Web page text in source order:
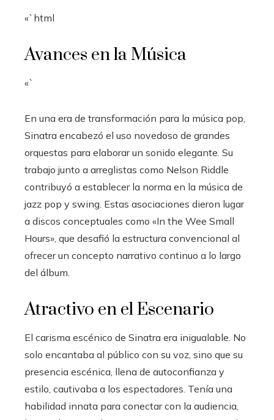
«`html
Avances en la Música
«`
En una era de transformación para la música pop,
Sinatra encabezó el uso novedoso de grandes
orquestas para elaborar un sonido elegante. Su
trabajo junto a arreglistas como Nelson Riddle
contribuyó a establecer la norma en la música de
jazz pop y swing. Estas asociaciones dieron lugar
a discos conceptuales como «In the Wee Small
Hours», que desafió la estructura convencional al
ofrecer un concepto narrativo continuo a lo largo
del álbum.
Atractivo en el Escenario
El carisma escénico de Sinatra era inigualable. No
solo encantaba al público con su voz, sino que su
presencia escénica, llena de autoconfianza y
estilo, cautivaba a los espectadores. Tenía una
habilidad innata para conectar con la audiencia,